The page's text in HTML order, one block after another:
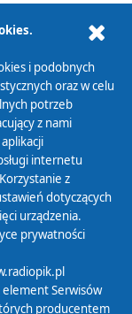
i podobnych
oraz w celu
potrzeb
z nami
internetu
z
dotyczących
urządzenia.
prywatności
element Serwisów
producentem